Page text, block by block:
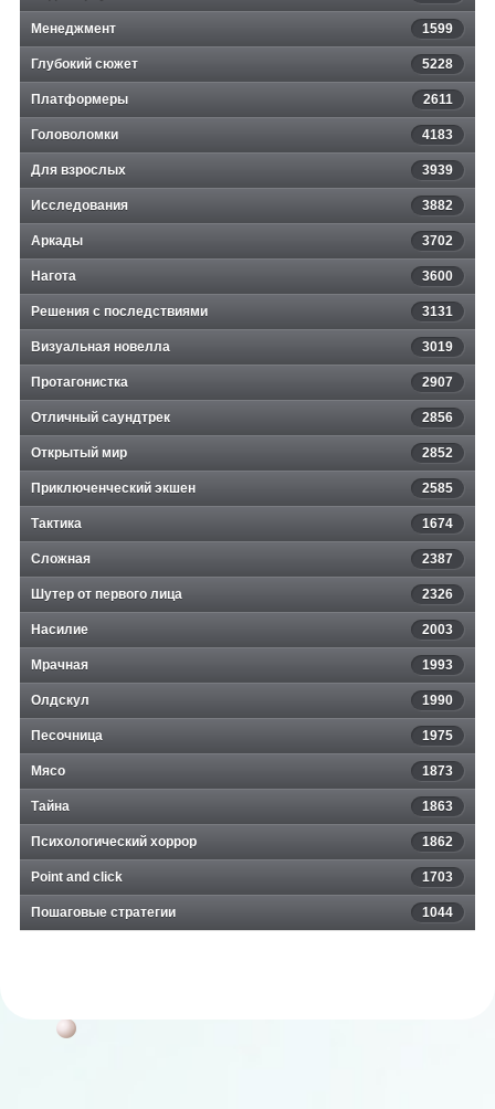
Менеджмент 1599
Глубокий сюжет 5228
Платформеры 2611
Головоломки 4183
Для взрослых 3939
Исследования 3882
Аркады 3702
Нагота 3600
Решения с последствиями 3131
Визуальная новелла 3019
Протагонистка 2907
Отличный саундтрек 2856
Открытый мир 2852
Приключенческий экшен 2585
Тактика 1674
Сложная 2387
Шутер от первого лица 2326
Насилие 2003
Мрачная 1993
Олдскул 1990
Песочница 1975
Мясо 1873
Тайна 1863
Психологический хоррор 1862
Point and click 1703
Пошаговые стратегии 1044